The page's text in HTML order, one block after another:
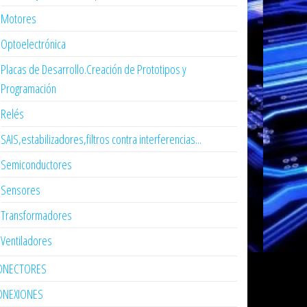
Motores
Optoelectrónica
Placas de Desarrollo.Creación de Prototipos y
Programación
Relés
SAIS,estabilizadores,filtros contra interferencias...
Semiconductores
Sensores
Transformadores
Ventiladores